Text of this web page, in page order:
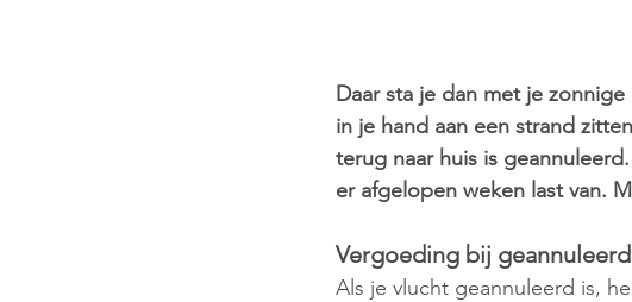
Daar sta je dan met je
in je hand aan een strand
terug naar huis is
er afgelopen weken last van.
Vergoeding bij
Als je vlucht geannuleerd is,